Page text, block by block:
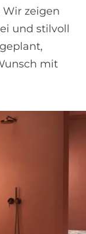
zeigen
und stilvoll
mit